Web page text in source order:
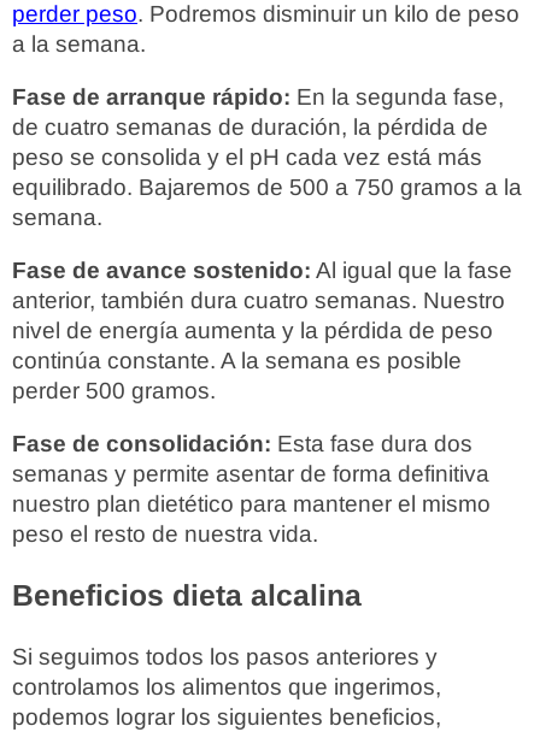
perder peso. Podremos disminuir un kilo de peso
a la semana.
Fase de arranque rápido: En la segunda fase,
de cuatro semanas de duración, la pérdida de
peso se consolida y el pH cada vez está más
equilibrado. Bajaremos de 500 a 750 gramos a la
semana.
Fase de avance sostenido: Al igual que la fase
anterior, también dura cuatro semanas. Nuestro
nivel de energía aumenta y la pérdida de peso
continúa constante. A la semana es posible
perder 500 gramos.
Fase de consolidación: Esta fase dura dos
semanas y permite asentar de forma definitiva
nuestro plan dietético para mantener el mismo
peso el resto de nuestra vida.
Beneficios dieta alcalina
Si seguimos todos los pasos anteriores y
controlamos los alimentos que ingerimos,
podemos lograr los siguientes beneficios,